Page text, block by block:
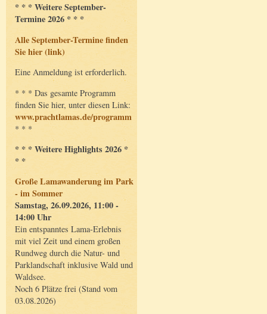
* * * Weitere September-
Termine 2026 * * *
Alle September-Termine finden
Sie hier (link)
Eine Anmeldung ist erforderlich.
* * * Das gesamte Programm
finden Sie hier, unter diesen Link:
www.prachtlamas.de/programm
* * *
* * * Weitere Highlights 2026 *
* *
Große Lamawanderung im Park
- im Sommer
Samstag, 26.09.2026, 11:00 -
14:00 Uhr
Ein entspanntes Lama-Erlebnis
mit viel Zeit und einem großen
Rundweg durch die Natur- und
Parklandschaft inklusive Wald und
Waldsee.
Noch 6 Plätze frei (Stand vom
03.08.2026)